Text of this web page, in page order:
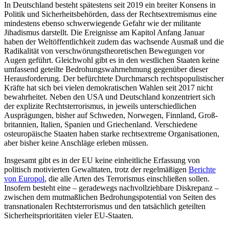
In Deutschland besteht spätestens seit 2019 ein breiter Konsens in
Politik und Sicherheitsbehörden, dass der Rechtsextremismus eine
mindestens ebenso schwerwiegende Gefahr wie der militante
Jihadis­mus darstellt. Die Ereignisse am Kapitol An­fang Januar
haben der Weltöffentlichkeit zudem das wachsende Ausmaß und die
Radikalität von verschwörungstheoretischen Bewegungen vor
Augen geführt. Gleichwohl gibt es in den westlichen Staaten keine
um­fassend geteilte Bedrohungswahrnehmung gegenüber dieser
Herausforderung. Der be­fürchtete Durchmarsch rechtspopulistischer
Kräfte hat sich bei vielen demokratischen Wahlen seit 2017 nicht
bewahrheitet. Neben den USA und Deutschland konzentriert sich
der explizite Rechtsterrorismus, in jeweils unterschiedlichen
Ausprägungen, bisher auf Schweden, Norwegen, Finnland, Groß­
britannien, Italien, Spanien und Griechen­land. Ver­schiedene
osteuropäische Staaten haben starke rechtsextreme Organisationen,
aber bisher keine Anschläge erleben müssen.
Insgesamt gibt es in der EU keine einheitliche Erfassung von
politisch motivierten Gewalttaten, trotz der regelmäßigen Berichte
von Europol, die alle Arten des Terrorismus einschließen sollen.
Insofern besteht eine – geradewegs nachvollzieh­bare Diskrepanz –
zwischen dem mutmaßlichen Bedrohungspotential von Seiten des
transnationalen Rechtsterrorismus und den tatsächlich geteilten
Sicherheitsprioritäten vieler EU-Staaten.